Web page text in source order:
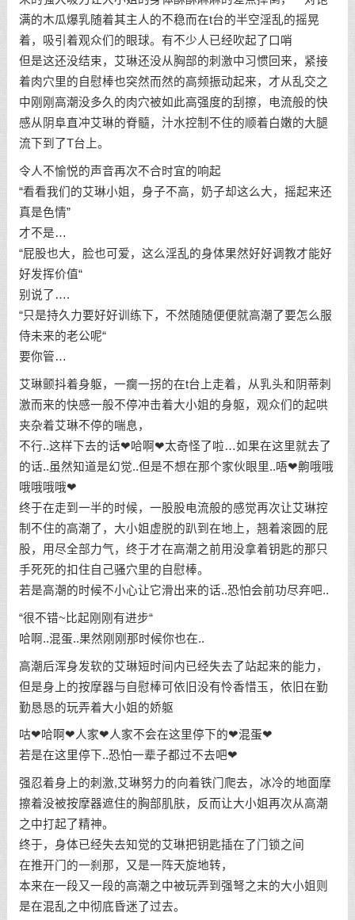
满的木瓜爆乳随着其主人的不稳而在t台的半空淫乱的摇晃
着，吸引着观众们的眼球。有不少人已经吹起了口哨
但是这还没结束，艾琳还没从胸部的刺激中习惯回来，紧接
着肉穴里的自慰棒也突然而然的高频振动起来，才从乱交之
中刚刚高潮没多久的肉穴被如此高强度的刮擦，电流般的快
感从阴阜直冲艾琳的脊髓，汁水控制不住的顺着白嫩的大腿
流下到了T台上。
令人不愉悦的声音再次不合时宜的响起
“看看我们的艾琳小姐，身子不高，奶子却这么大，摇起来还
真是色情”
才不是…
“屁股也大，脸也可爱，这么淫乱的身体果然好好调教才能好
好发挥价值“
别说了….
“只是持久力要好好训练下，不然随随便便就高潮了要怎么服
侍未来的老公呢“
要你管…
艾琳颤抖着身躯，一瘸一拐的在t台上走着，从乳头和阴蒂刺
激而来的快感一般不停冲击着大小姐的身躯，观众们的起哄
夹杂着艾琳不停的喘息，
不行..这样下去的话❤哈啊❤太奇怪了啦…如果在这里就去了
的话..虽然知道是幻觉..但是不想在那个家伙眼里..唔❤齁哦哦
哦哦哦哦❤
终于在走到一半的时候，一股股电流般的感觉再次让艾琳控
制不住的高潮了，大小姐虚脱的趴到在地上，翘着滚圆的屁
股，用尽全部力气，终于才在高潮之前用没拿着钥匙的那只
手死死的扣住自己骚穴里的自慰棒。
若是高潮的时候不小心让它滑出来的话..恐怕会前功尽弃吧..
“很不错~比起刚刚有进步“
哈啊..混蛋..果然刚刚那时候你也在..
高潮后浑身发软的艾琳短时间内已经失去了站起来的能力，
但是身上的按摩器与自慰棒可依旧没有怜香惜玉，依旧在勤
勤恳恳的玩弄着大小姐的娇躯
咕❤哈啊❤人家❤人家不会在这里停下的❤混蛋❤
若是在这里停下..恐怕一辈子都过不去吧❤
强忍着身上的刺激,艾琳努力的向着铁门爬去，冰冷的地面摩
擦着没被按摩器遮住的胸部肌肤，反而让大小姐再次从高潮
之中打起了精神。
终于，身体已经失去知觉的艾琳把钥匙插在了门锁之间
在推开门的一刹那，又是一阵天旋地转，
本来在一段又一段的高潮之中被玩弄到强弩之末的大小姐则
是在混乱之中彻底昏迷了过去。